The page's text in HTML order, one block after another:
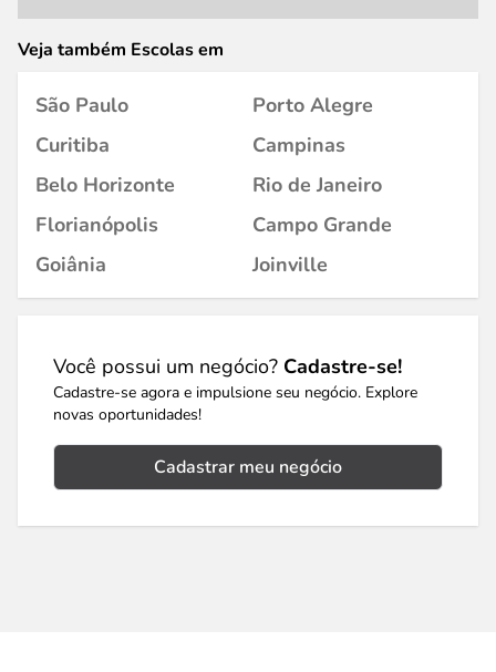
Veja também Escolas em
São Paulo
Porto Alegre
Curitiba
Campinas
Belo Horizonte
Rio de Janeiro
Florianópolis
Campo Grande
Goiânia
Joinville
Você possui um negócio? Cadastre-se!
Cadastre-se agora e impulsione seu negócio. Explore
novas oportunidades!
Cadastrar meu negócio